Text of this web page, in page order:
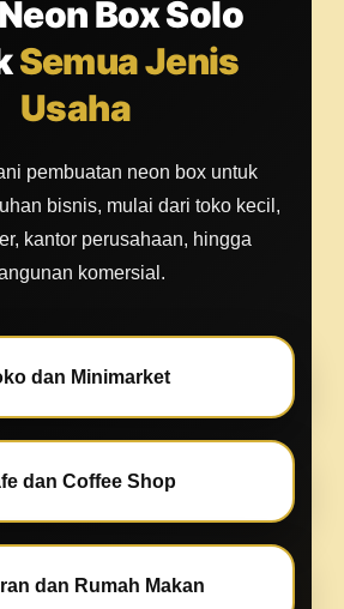
Box Solo
Semua Jenis
Usaha
pembuatan neon box untuk
bisnis, mulai dari toko kecil,
kantor perusahaan, hingga
komersial.
dan Minimarket
dan Coffee Shop
dan Rumah Makan